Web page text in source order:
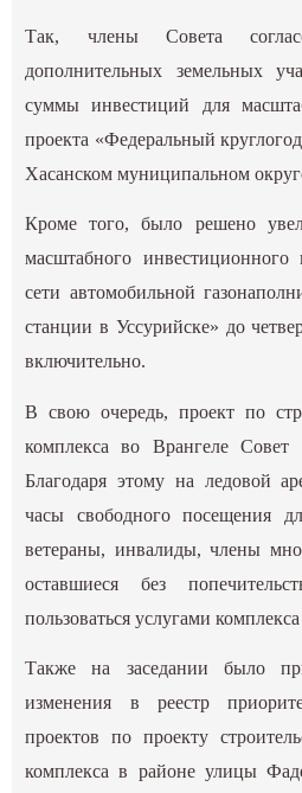
Так, члены Совета
дополнительных земельных
суммы инвестиций для
проекта «Федеральный
Хасанском муниципальном
Кроме того, было решено
масштабного инвестиционного
сети автомобильной
станции в Уссурийске» до
включительно.
В свою очередь, проект по
комплекса во Врангеле Совет
Благодаря этому на ледовой
часы свободного посещения
ветераны, инвалиды, члены
оставшиеся без
пользоваться услугами
Также на заседании было
изменения в реестр
проектов по проекту
комплекса в районе улицы